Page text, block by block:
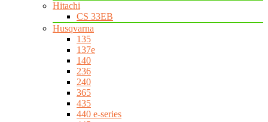
Hitachi
CS 33EB
Husqvarna
135
137e
140
236
240
365
435
440 e-series